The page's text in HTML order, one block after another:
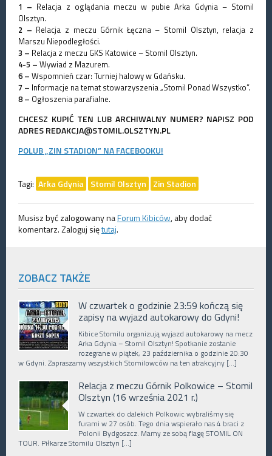
1 – Relacja z oglądania meczu w pubie Arka Gdynia – Stomil
Olsztyn.
2 – Relacja z meczu Górnik Łęczna – Stomil Olsztyn, relacja z
Marszu Niepodległości.
3 – Relacja z meczu GKS Katowice – Stomil Olsztyn.
4-5 – Wywiad z Mazurem.
6 – Wspomnień czar: Turniej halowy w Gdańsku.
7 – Informacje na temat stowarzyszenia „Stomil Ponad Wszystko”.
8 – Ogłoszenia parafialne.
CHCESZ KUPIĆ TEN LUB ARCHIWALNY NUMER? NAPISZ POD
ADRES REDAKCJA@STOMIL.OLSZTYN.PL
POLUB „ZIN STADION” NA FACEBOOKU!
Tagi: Arka Gdynia Stomil Olsztyn Zin Stadion
Musisz być zalogowany naForum Kibiców, aby dodać
komentarz. Zaloguj siętutaj.
ZOBACZ TAKŻE
W czwartek o godzinie 23:59 kończą się
zapisy na wyjazd autokarowy do Gdyni!
Kibice Stomilu organizują wyjazd autokarowy na mecz
Arka Gdynia – Stomil Olsztyn! Spotkanie zostanie
rozegrane w piątek, 23 października o godzinie 20:30
w Gdyni. Zapraszamy wszystkich Stomilowców na ten atrakcyjny […]
Relacja z meczu Górnik Polkowice – Stomil
Olsztyn (16 września 2021 r.)
W czwartek do dalekich Polkowic wybraliśmy się
furami w 27 osób. Tego dnia wspierało nas 4 braci z
Polonii Bydgoszcz. Mamy ze sobą flagę STOMIL ON
TOUR. Piłkarze Stomilu Olsztyn […]